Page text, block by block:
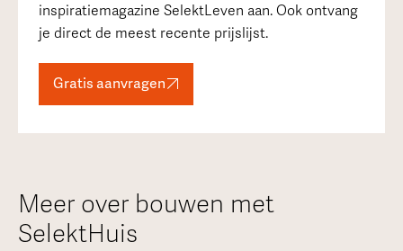
inspiratiemagazine SelektLeven aan. Ook ontvang
je direct de meest recente prijslijst.
Gratis aanvragen
Meer over bouwen met
SelektHuis